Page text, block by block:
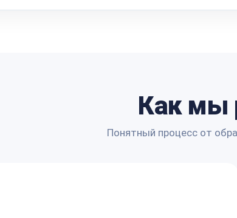
Как мы
Понятный процесс от